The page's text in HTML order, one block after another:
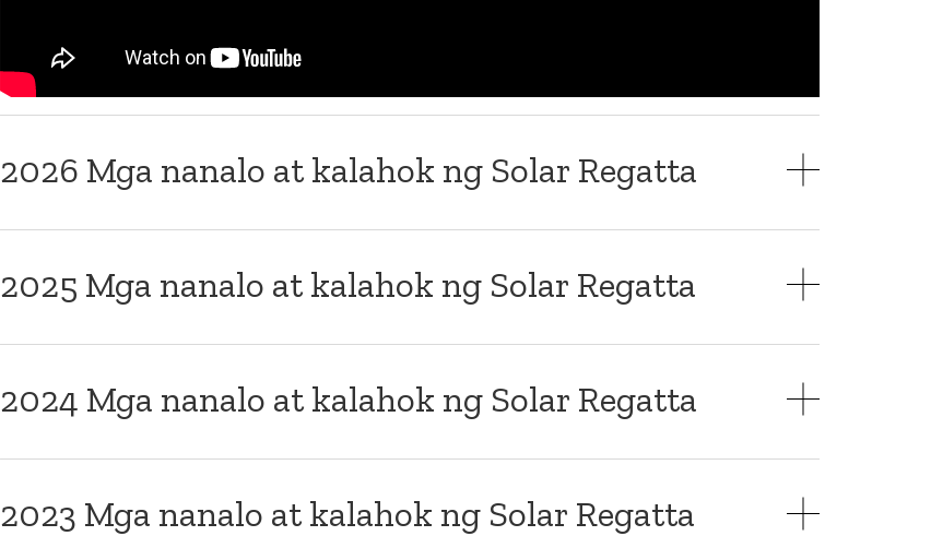
2026 Mga nanalo at kalahok ng Solar Regatta
2025 Mga nanalo at kalahok ng Solar Regatta
2024 Mga nanalo at kalahok ng Solar Regatta
2023 Mga nanalo at kalahok ng Solar Regatta